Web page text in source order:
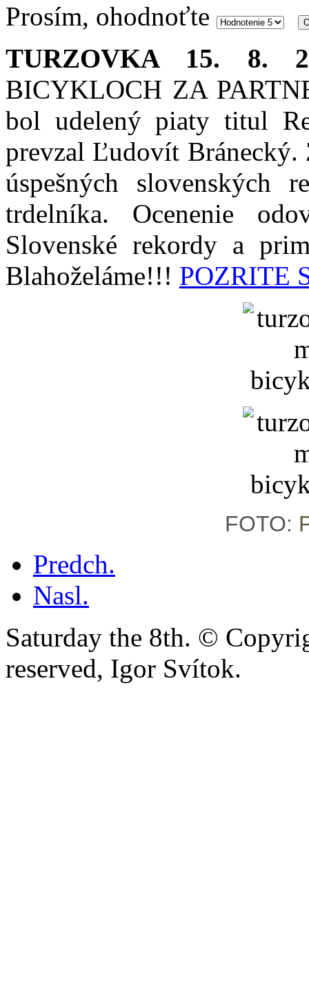
Prosím, ohodnoťte
TURZOVKA 15. 8.
BICYKLOCH ZA
bol udelený piaty titul
prevzal Ľudovít Bránecký.
úspešných slovenských
trdelníka. Ocenenie
Slovenské rekordy a
Blahoželáme!!! POZRITE
FOTO:
Predch.
Nasl.
Saturday the 8th. ©
reserved, Igor Svítok.